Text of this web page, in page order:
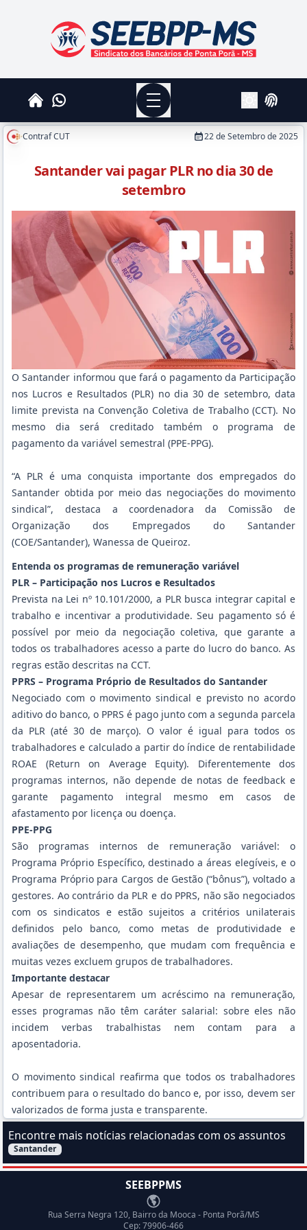
SEEBPPMS - Sindicato dos Bancários de Ponta
HomeWhatsapp
Menu
AlterarLogin
Contraf CUT 22 de Setembro de 2025
Santander vai pagar PLR no dia 30 de
setembro
O Santander informou que fará o pagamento da Participação
nos Lucros e Resultados (PLR) no dia 30 de setembro, data
limite prevista na Convenção Coletiva de Trabalho (CCT). No
mesmo dia será creditado também o programa de
pagamento da variável semestral (PPE-PPG).
“A PLR é uma conquista importante dos empregados do
Santander obtida por meio das negociações do movimento
sindical”, destaca a coordenadora da Comissão de
Organização dos Empregados do Santander
(COE/Santander), Wanessa de Queiroz.
Entenda os programas de remuneração variável
PLR – Participação nos Lucros e Resultados
Prevista na Lei nº 10.101/2000, a PLR busca integrar capital e
trabalho e incentivar a produtividade. Seu pagamento só é
possível por meio da negociação coletiva, que garante a
todos os trabalhadores acesso a parte do lucro do banco. As
regras estão descritas na CCT.
PPRS – Programa Próprio de Resultados do Santander
Negociado com o movimento sindical e previsto no acordo
aditivo do banco, o PPRS é pago junto com a segunda parcela
da PLR (até 30 de março). O valor é igual para todos os
trabalhadores e calculado a partir do índice de rentabilidade
ROAE (Return on Average Equity). Diferentemente dos
programas internos, não depende de notas de feedback e
garante pagamento integral mesmo em casos de
afastamento por licença ou doença.
PPE-PPG
São programas internos de remuneração variável: o
Programa Próprio Específico, destinado a áreas elegíveis, e o
Programa Próprio para Cargos de Gestão (“bônus”), voltado a
gestores. Ao contrário da PLR e do PPRS, não são negociados
com os sindicatos e estão sujeitos a critérios unilaterais
definidos pelo banco, como metas de produtividade e
avaliações de desempenho, que mudam com frequência e
muitas vezes excluem grupos de trabalhadores.
Importante destacar
Apesar de representarem um acréscimo na remuneração,
esses programas não têm caráter salarial: sobre eles não
incidem verbas trabalhistas nem contam para a
aposentadoria.
O movimento sindical reafirma que todos os trabalhadores
contribuem para o resultado do banco e, por isso, devem ser
valorizados de forma justa e transparente.
Encontre mais notícias relacionadas com os assuntos
Filtrar Notícias pelo assunto:
Santander
SEEBPPMS
Endereço
Rua Serra Negra 120, Bairro da Mooca - Ponta Porã/MS
Cep: 79906-466